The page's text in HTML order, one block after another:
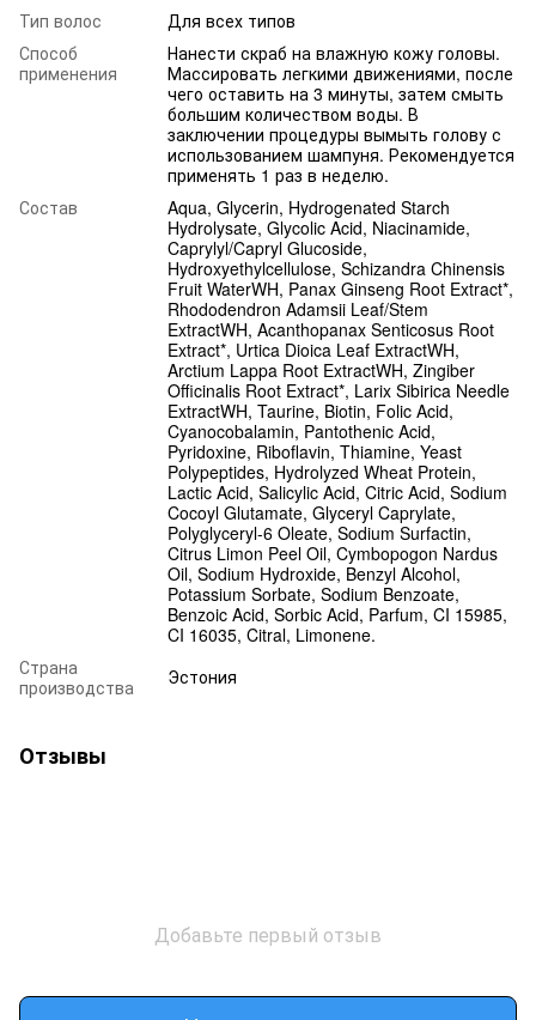
Тип волос
Для всех типов
Способ
применения
Нанести скраб на влажную кожу головы.
Массировать легкими движениями, после
чего оставить на 3 минуты, затем смыть
большим количеством воды. В
заключении процедуры вымыть голову с
использованием шампуня. Рекомендуется
применять 1 раз в неделю.
Состав
Aqua, Glycerin, Hydrogenated Starch
Hydrolysate, Glycolic Acid, Niacinamide,
Caprylyl/Capryl Glucoside,
Hydroxyethylcellulose, Schizandra Chinensis
Fruit WaterWH, Panax Ginseng Root Extract*,
Rhododendron Adamsii Leaf/Stem
ExtractWH, Acanthopanax Senticosus Root
Extract*, Urtica Dioica Leaf ExtractWH,
Arctium Lappa Root ExtractWH, Zingiber
Officinalis Root Extract*, Larix Sibirica Needle
ExtractWH, Taurine, Biotin, Folic Acid,
Cyanocobalamin, Pantothenic Acid,
Pyridoxine, Riboflavin, Thiamine, Yeast
Polypeptides, Hydrolyzed Wheat Protein,
Lactic Acid, Salicylic Acid, Citric Acid, Sodium
Cocoyl Glutamate, Glyceryl Caprylate,
Polyglyceryl-6 Oleate, Sodium Surfactin,
Citrus Limon Peel Oil, Cymbopogon Nardus
Oil, Sodium Hydroxide, Benzyl Alcohol,
Potassium Sorbate, Sodium Benzoate,
Benzoic Acid, Sorbic Acid, Parfum, CI 15985,
CI 16035, Citral, Limonene.
Страна
производства
Эстония
Отзывы
Добавьте первый отзыв